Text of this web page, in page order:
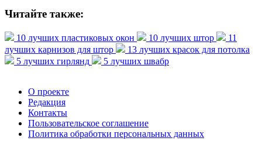
Читайте также:
10 лучших пластиковых окон 10 лучших штор
11
лучших карнизов для штор
13 лучших красок для потолка
5 лучших гирлянд
5 лучших швабр
О проекте
Редакция
Контакты
Пользовательское соглашение
Политика обработки персональных данных